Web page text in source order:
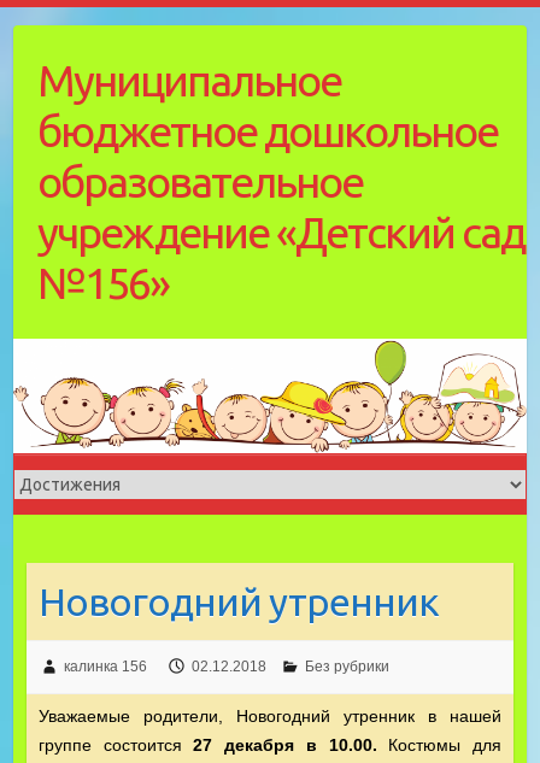
contentМуниципальное
бюджетное дошкольное
образовательное
учреждение «Детский cад
№156»
Новогодний утренник
калинка 156 02.12.2018 Без рубрики
Уважаемые родители, Новогодний утренник в нашей
группе состоится27 декабря в 10.00. Костюмы для